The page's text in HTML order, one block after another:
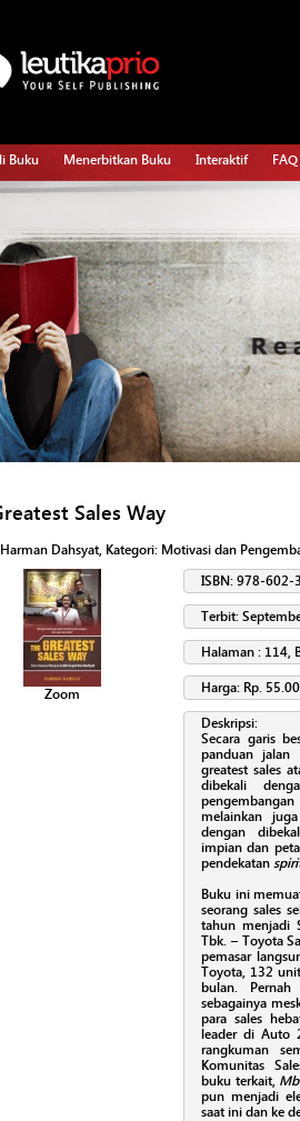
Buku Menerbitkan Buku Interaktif FAQ
Sales Way
Harman Dahsyat, Kategori: Motivasi dan
Zoom
ISBN: 978-602-
Terbit:
Halaman : 114,
Harga: Rp.
Deskripsi:
Secara garis
panduan
greatest sales
dibekali
melainkan
dengan
impian dan
pendekatan
Buku ini
seorang sales
tahun menjadi
Tbk. – Toyota
pemasar
Toyota, 132
bulan.
sebagainya
para sales
leader di Auto
rangkuman
Komunitas
buku terkait,
pun menjadi
saat ini dan ke